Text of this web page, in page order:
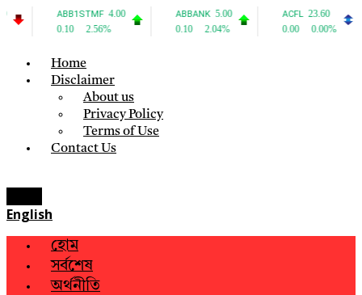
Home
Disclaimer
About us
Privacy Policy
Terms of Use
Contact Us
English
হোম
সর্বশেষ
অর্থনীতি